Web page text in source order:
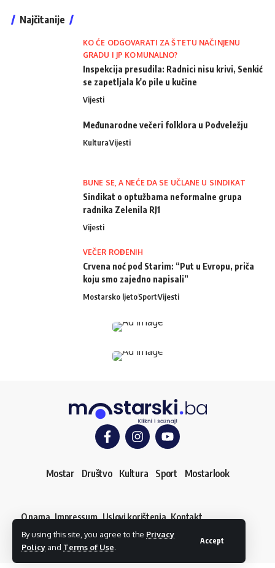
By using this site, you agree to the Privacy
Policy and Terms of Use.
Accept
Najčitanije
KO ĆE ODGOVARATI ZA ŠTETU NAČINJENU
GRADU I JP KOMUNALNO?
Inspekcija presudila: Radnici nisu krivi, Senkić
se zapetljala k'o pile u kučine
Vijesti
Međunarodne večeri folklora u Podveležju
KulturaVijesti
BUNE SE, A NEĆE DA SE UČLANE U SINDIKAT
Sindikat o optužbama neformalne grupa
radnika Zelenila RJ1
Vijesti
VEČER ROĐENIH
Crvena noć pod Starim: “Put u Evropu, priča
koju smo zajedno napisali”
Mostarsko ljetoSportVijesti
Mostar Društvo Kultura Sport Mostarlook
O nama Impressum Uslovi korištenja Kontakt
Dojavi vijest
© mostarski.ba. Sva prava pridržana